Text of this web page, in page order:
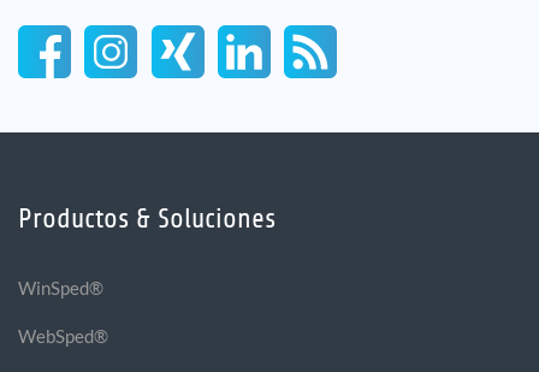
Productos & Soluciones
WinSped®
WebSped®